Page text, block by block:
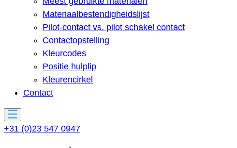
Materiaalbestendigheidslijst
Pilot-contact vs. pilot schakel contact
Contactopstelling
Kleurcodes
Positie hulplip
Kleurencirkel
Contact
+31 (0)23 547 0947